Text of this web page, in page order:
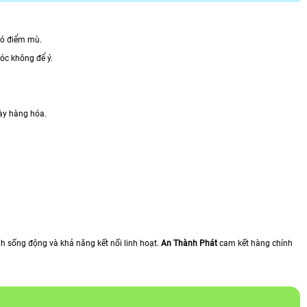
điểm mù.
không để ý.
hàng hóa.
sống động và khả năng kết nối linh hoạt. An Thành Phát cam kết hàng chính